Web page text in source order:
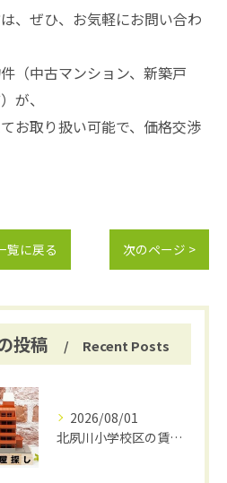
、ぜひ、お気軽にお問い合わ
（中古マンション、新築戸
が、
お取り扱い可能で、価格交渉
覧に戻る 次のページ >
投稿 Recent Posts
2026/08/01
北夙川小学校区の賃貸と仲介手数料無料の魅力